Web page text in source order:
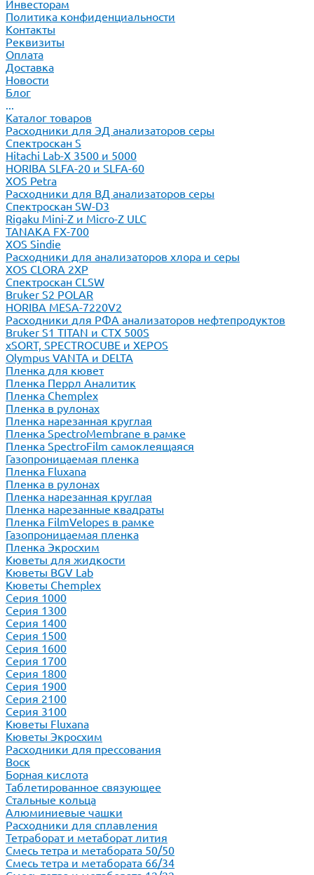
Инвесторам
Политика конфиденциальности
Контакты
Реквизиты
Оплата
Доставка
Новости
Блог
...
Каталог товаров
Расходники для ЭД анализаторов серы
Спектроскан S
Hitachi Lab-X 3500 и 5000
HORIBA SLFA-20 и SLFA-60
XOS Petra
Расходники для ВД анализаторов серы
Спектроскан SW-D3
Rigaku Mini-Z и Micro-Z ULC
TANAKA FX-700
XOS Sindie
Расходники для анализаторов хлора и серы
XOS CLORA 2XP
Спектроскан CLSW
Bruker S2 POLAR
HORIBA MESA-7220V2
Расходники для РФА анализаторов нефтепродуктов
Bruker S1 TITAN и CTX 500S
xSORT, SPECTROCUBE и XEPOS
Olympus VANTA и DELTA
Пленка для кювет
Пленка Перрл Аналитик
Пленка Chemplex
Пленка в рулонах
Пленка нарезанная круглая
Пленка SpectroMembrane в рамке
Пленка SpectroFilm самоклеящаяся
Газопроницаемая пленка
Пленка Fluxana
Пленка в рулонах
Пленка нарезанная круглая
Пленка нарезанные квадраты
Пленка FilmVelopes в рамке
Газопроницаемая пленка
Пленка Экросхим
Кюветы для жидкости
Кюветы BGV Lab
Кюветы Chemplex
Серия 1000
Серия 1300
Серия 1400
Серия 1500
Серия 1600
Серия 1700
Серия 1800
Серия 1900
Серия 2100
Серия 3100
Кюветы Fluxana
Кюветы Экросхим
Расходники для прессования
Воск
Борная кислота
Таблетированное связующее
Стальные кольца
Алюминиевые чашки
Расходники для сплавления
Тетраборат и метаборат лития
Смесь тетра и метабората 50/50
Смесь тетра и метабората 66/34